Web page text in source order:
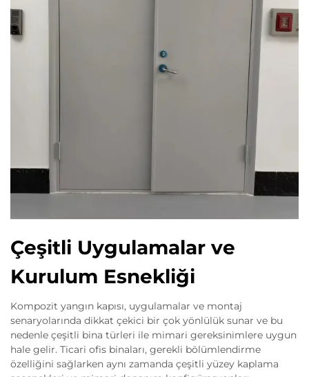
Çeşitli Uygulamalar ve
Kurulum Esnekliği
Kompozit yangın kapısı, uygulamalar ve montaj
senaryolarında dikkat çekici bir çok yönlülük sunar ve bu
nedenle çeşitli bina türleri ile mimari gereksinimlere uygun
hale gelir. Ticari ofis binaları, gerekli bölümlendirme
özelliğini sağlarken aynı zamanda çeşitli yüzey kaplama